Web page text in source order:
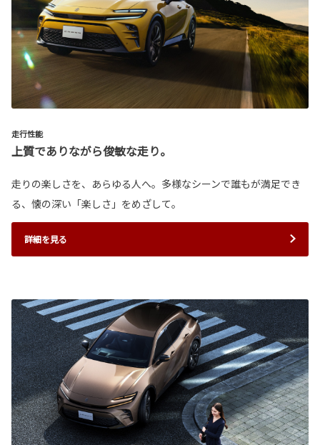
走行性能
上質でありながら俊敏な走り。
走りの楽しさを、あらゆる人へ。多様なシーンで誰もが満足でき
る、懐の深い「楽しさ」をめざして。
詳細を見る